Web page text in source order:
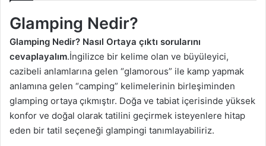
Glamping Nedir?
Glamping Nedir? Nasıl Ortaya çıktı sorularını
cevaplayalım.İngilizce bir kelime olan ve büyüleyici,
cazibeli anlamlarına gelen “glamorous” ile kamp yapmak
anlamına gelen “camping” kelimelerinin birleşiminden
glamping ortaya çıkmıştır. Doğa ve tabiat içerisinde yüksek
konfor ve doğal olarak tatilini geçirmek isteyenlere hitap
eden bir tatil seçeneği glampingi tanımlayabiliriz.